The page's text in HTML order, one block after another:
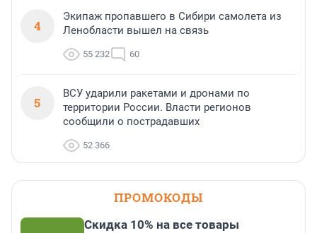
4
Экипаж пропавшего в Сибири самолета из
Ленобласти вышел на связь
55 232 60
5
ВСУ ударили ракетами и дронами по
территории России. Власти регионов
сообщили о пострадавших
52 366
ПРОМОКОДЫ
Скидка 10% на все товары